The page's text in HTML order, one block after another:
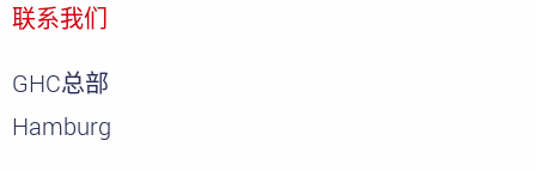
联系我们
GHC总部
Hamburg